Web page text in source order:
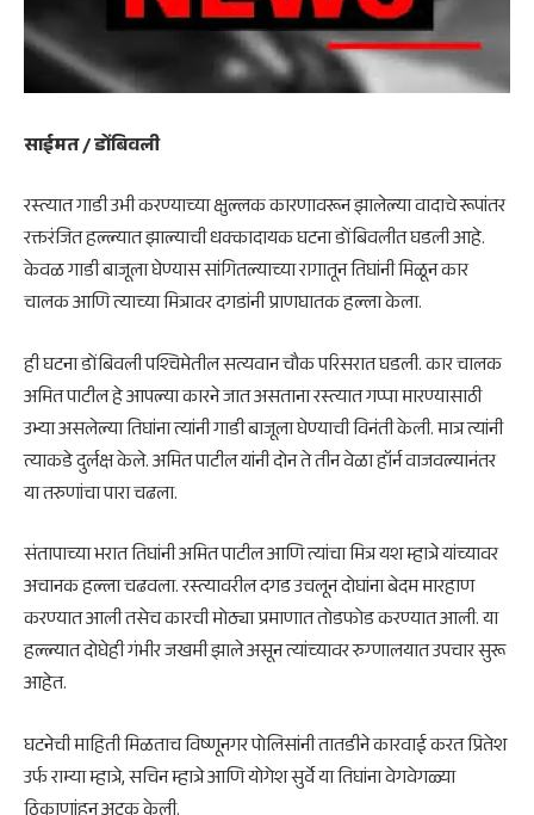
साईमत / डोंबिवली
रस्त्यात गाडी उभी करण्याच्या क्षुल्लक कारणावरून झालेल्या वादाचे रूपांतर
रक्तरंजित हल्ल्यात झाल्याची धक्कादायक घटना डोंबिवलीत घडली आहे.
केवळ गाडी बाजूला घेण्यास सांगितल्याच्या रागातून तिघांनी मिळून कार
चालक आणि त्याच्या मित्रावर दगडांनी प्राणघातक हल्ला केला.
ही घटना डोंबिवली पश्चिमेतील सत्यवान चौक परिसरात घडली. कार चालक
अमित पाटील हे आपल्या कारने जात असताना रस्त्यात गप्पा मारण्यासाठी
उभ्या असलेल्या तिघांना त्यांनी गाडी बाजूला घेण्याची विनंती केली. मात्र त्यांनी
त्याकडे दुर्लक्ष केले. अमित पाटील यांनी दोन ते तीन वेळा हॉर्न वाजवल्यानंतर
या तरुणांचा पारा चढला.
संतापाच्या भरात तिघांनी अमित पाटील आणि त्यांचा मित्र यश म्हात्रे यांच्यावर
अचानक हल्ला चढवला. रस्त्यावरील दगड उचलून दोघांना बेदम मारहाण
करण्यात आली तसेच कारची मोठ्या प्रमाणात तोडफोड करण्यात आली. या
हल्ल्यात दोघेही गंभीर जखमी झाले असून त्यांच्यावर रुग्णालयात उपचार सुरू
आहेत.
घटनेची माहिती मिळताच विष्णूनगर पोलिसांनी तातडीने कारवाई करत प्रितेश
उर्फ राम्या म्हात्रे, सचिन म्हात्रे आणि योगेश सुर्वे या तिघांना वेगवेगळ्या